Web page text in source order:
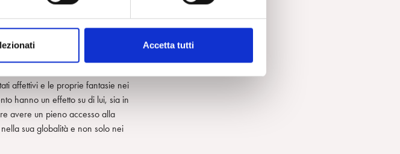
Accetta tutti
al disturbo del figlio come un
I genitori possono essere
la sua mente.
affettivi e le proprie fantasie nei
hanno un effetto su di lui, sia in
avere un pieno accesso alla
sua globalità e non solo nei